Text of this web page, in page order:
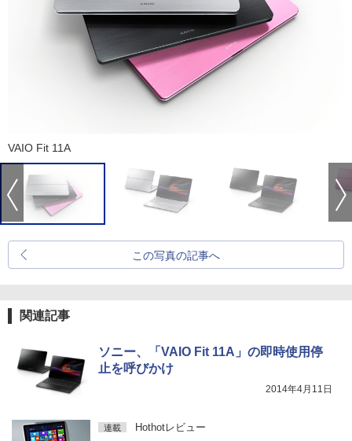
VAIO Fit 11A
この写真の記事へ
関連記事
ソニー、「VAIO Fit 11A」の即時使用停
止を呼びかけ
2014年4月11日
連載 Hothotレビュー